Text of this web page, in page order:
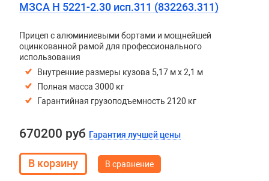
МЗСА H 5221-2.30 исп.311 (832263.311)
Прицеп с алюминиевыми бортами и мощнейшей
оцинкованной рамой для профессионального
использования
Внутренние размеры кузова 5,17 м х 2,1 м
Полная масса 3000 кг
Гарантийная грузоподъемность 2120 кг
670200 руб Гарантия лучшей цены
В сравнение